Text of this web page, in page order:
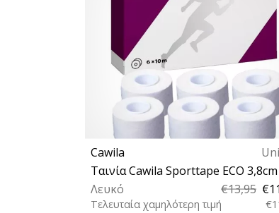
Cawila
Λευκό
€13,95
Τελευταία χαμηλότερη τιμή